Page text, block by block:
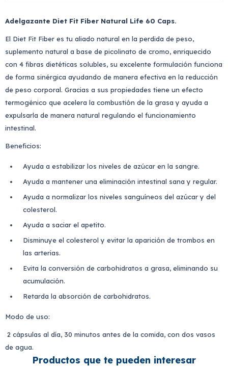
Adelgazante Diet Fit Fiber Natural Life 60 Caps.
El Diet Fit Fiber es tu aliado natural en la perdida de peso,
suplemento natural a base de picolinato de cromo, enriquecido
con 4 fibras dietéticas solubles, su excelente formulación funciona
de forma sinérgica ayudando de manera efectiva en la reducción
de peso corporal. Gracias a sus propiedades tiene un efecto
termogénico que acelera la combustión de la grasa y ayuda a
expulsarla de manera natural regulando el funcionamiento
intestinal.
Beneficios:
Ayuda a estabilizar los niveles de azúcar en la sangre.
Ayuda a mantener una eliminación intestinal sana y regular.
Ayuda a normalizar los niveles sanguíneos del azúcar y del
colesterol.
Ayuda a saciar el apetito.
Disminuye el colesterol y evitar la aparición de trombos en
las arterias.
Evita la conversión de carbohidratos a grasa, eliminando su
acumulación.
Retarda la absorción de carbohidratos.
Modo de uso:
2 cápsulas al día, 30 minutos antes de la comida, con dos vasos
de agua.
Productos que te pueden interesar